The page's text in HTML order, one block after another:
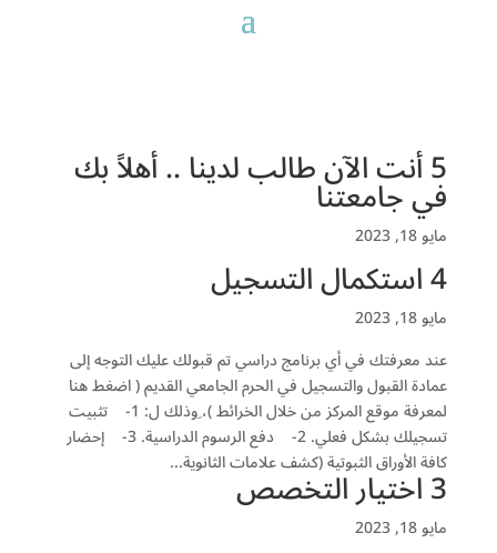
5 ﺃﻧﺖ اﻵﻥ ﻃﺎﻟﺐ ﻟﺪﻳﻨﺎ .. ﺃﻫﻼً ﺑﻚ
ﻓﻲ ﺟﺎﻣﻌﺘﻨﺎ
مايو 18, 2023
4 استكمال التسجيل
مايو 18, 2023
ﻋﻨﺪ ﻣﻌﺮﻓﺘﻚ ﻓﻲ ﺃﻱ ﺑﺮﻧﺎﻣﺞ ﺩﺭاﺳﻲ ﺗﻢ ﻗﺒﻮﻟﻚ ﻋﻠﻴﻚ اﻟﺘﻮﺟﻪ ﺇﻟﻰ
عمادة القبول والتسجيل في الحرم الجامعي القديم ( اﺿﻐﻂ ﻫﻨﺎ
ﻟﻤﻌﺮﻓﺔ ﻣﻮﻗﻊ اﻟﻤﺮﻛﺰ ﻣﻦ ﺧﻼﻝ اﻟﺨﺮاﺋﻂ )، ِﻭﺫﻟﻚ ﻝ: 1- ﺗﺜﺒﻴﺖ
ﺗﺴﺠﻴﻠﻚ ﺑﺸﻜﻞ ﻓﻌﻠﻲ. 2- ﺩﻓﻊ اﻟﺮﺳﻮﻡ اﻟﺪﺭاﺳﻴﺔ. 3- ﺇﺣﻀﺎﺭ
ﻛﺎﻓﺔ اﻷﻭﺭاﻕ اﻟﺜﺒﻮﺗﻴﺔ (ﻛﺸﻒ ﻋﻼﻣﺎﺕ اﻟﺜﺎﻧﻮﻳﺔ...
3 اختيار التخصص
مايو 18, 2023